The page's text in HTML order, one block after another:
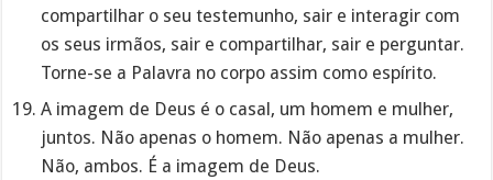
compartilhar o seu testemunho, sair e interagir com
os seus irmãos, sair e compartilhar, sair e perguntar.
Torne-se a Palavra no corpo assim como espírito.
A imagem de Deus é o casal, um homem e mulher,
juntos. Não apenas o homem. Não apenas a mulher.
Não, ambos. É a imagem de Deus.